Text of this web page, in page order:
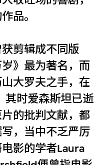
品。
剪辑成不同版
》最为著名，而
大罗夫之手，在
其时爱森斯坦已逝
的批判文献，都
，当中不乏严厉
影的学者Laura